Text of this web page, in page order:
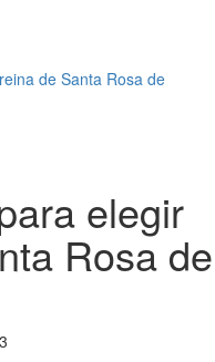
de Santa Rosa de
elegir
Rosa de